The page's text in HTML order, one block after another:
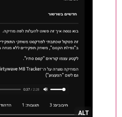
ALT